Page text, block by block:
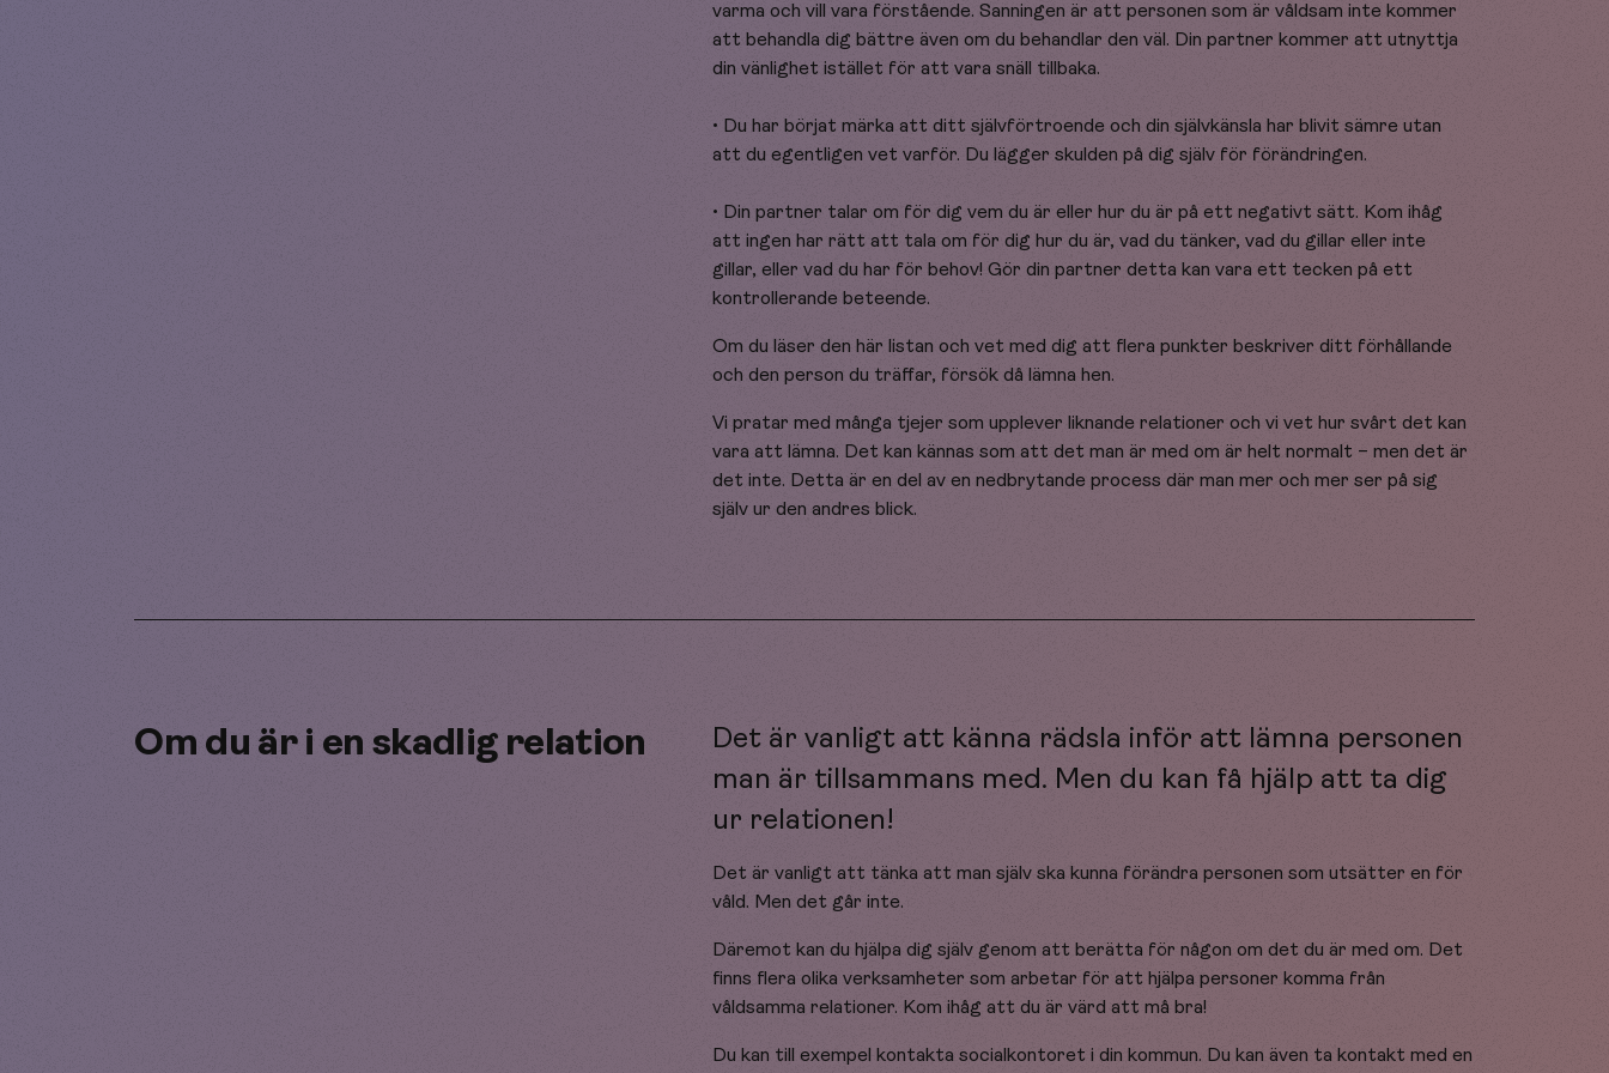
varma och vill vara förstående. Sanningen är att personen som är våldsam inte kommer
att behandla dig bättre även om du behandlar den väl. Din partner kommer att utnyttja
din vänlighet istället för att vara snäll tillbaka.
• Du har börjat märka att ditt självförtroende och din självkänsla har blivit sämre utan
att du egentligen vet varför. Du lägger skulden på dig själv för förändringen.
• Din partner talar om för dig vem du är eller hur du är på ett negativt sätt. Kom ihåg
att ingen har rätt att tala om för dig hur du är, vad du tänker, vad du gillar eller inte
gillar, eller vad du har för behov! Gör din partner detta kan vara ett tecken på ett
kontrollerande beteende.
Om du läser den här listan och vet med dig att flera punkter beskriver ditt förhållande
och den person du träffar, försök då lämna hen.
Vi pratar med många tjejer som upplever liknande relationer och vi vet hur svårt det kan
vara att lämna. Det kan kännas som att det man är med om är helt normalt – men det är
det inte. Detta är en del av en nedbrytande process där man mer och mer ser på sig
själv ur den andres blick.
Om du är i en skadlig relation
Det är vanligt att känna rädsla inför att lämna personen
man är tillsammans med. Men du kan få hjälp att ta dig
ur relationen!
Det är vanligt att tänka att man själv ska kunna förändra personen som utsätter en för
våld. Men det går inte.
Däremot kan du hjälpa dig själv genom att berätta för någon om det du är med om. Det
finns flera olika verksamheter som arbetar för att hjälpa personer komma från
våldsamma relationer. Kom ihåg att du är värd att må bra!
Du kan till exempel kontakta socialkontoret i din kommun. Du kan även ta kontakt med en